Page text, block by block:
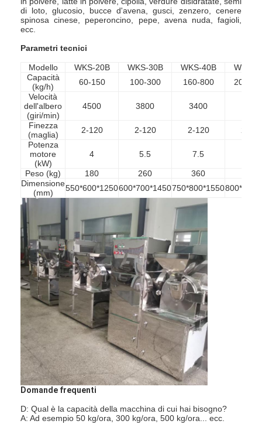
Casa
Prodotti
Chi siamo
Fatory Tour
Controllo di qualità
Contattaci
notizie
Tutti i casi
di loto, glucosio, bucce d'avena, gusci, zenzero, cenere
spinosa cinese, peperoncino, pepe, avena nuda, fagioli,
ecc.
Parametri tecnici
Modello WKS-20B WKS-30B WKS-40B
WKS-
Capacità
(kg/h)
60-150 100-300 160-800
200-
Velocità
dell'albero
(giri/min)
4500 3800 3400
Finezza
(maglia)
2-120 2-120 2-120
Potenza
motore
(kW)
4 5.5 7.5
Peso (kg) 180 260 360
Dimensione
(mm)
550*600*1250600*700*1450750*800*1550
Domande frequenti
D: Qual è la capacità della macchina di cui hai bisogno?
A: Ad esempio 50 kg/ora, 300 kg/ora, 500 kg/ora... ecc.